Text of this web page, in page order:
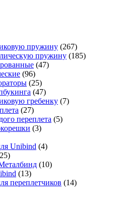
пружину (267)
пружину (185)
(47)
(96)
(25)
(47)
гребенку (7)
(27)
переплета (5)
(3)
Unibind (4)
(10)
(13)
переплетчиков (14)